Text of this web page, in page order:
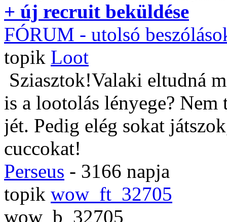
+ új recruit beküldése
FÓRUM - utolsó
topik Loot
Sziasztok!Valaki eltudná
is a lootolás lényege?
jét. Pedig elég sokat
cuccokat!
Perseus - 3166 napja
topik wow_ft_32705
wow_b_32705